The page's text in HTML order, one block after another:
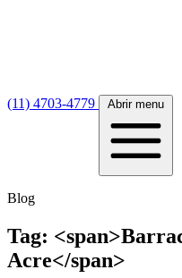
(11) 4703-4779 Abrir menu
Blog
Tag:
Acre</span>